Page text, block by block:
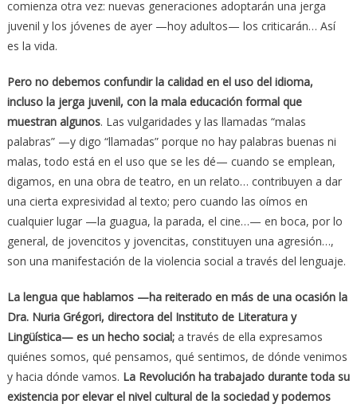
comienza otra vez: nuevas generaciones adoptarán una jerga
juvenil y los jóvenes de ayer —hoy adultos— los criticarán… Así
es la vida.
Pero no debemos confundir la calidad en el uso del idioma,
incluso la jerga juvenil, con la mala educación formal que
muestran algunos. Las vulgaridades y las llamadas “malas
palabras” —y digo “llamadas” porque no hay palabras buenas ni
malas, todo está en el uso que se les dé— cuando se emplean,
digamos, en una obra de teatro, en un relato… contribuyen a dar
una cierta expresividad al texto; pero cuando las oímos en
cualquier lugar —la guagua, la parada, el cine…— en boca, por lo
general, de jovencitos y jovencitas, constituyen una agresión…,
son una manifestación de la violencia social a través del lenguaje.
La lengua que hablamos —ha reiterado en más de una ocasión la
Dra. Nuria Grégori, directora del Instituto de Literatura y
Lingüística— es un hecho social;a través de ella expresamos
quiénes somos, qué pensamos, qué sentimos, de dónde venimos
y hacia dónde vamos. La Revolución ha trabajado durante toda su
existencia por elevar el nivel cultural de la sociedad y podemos